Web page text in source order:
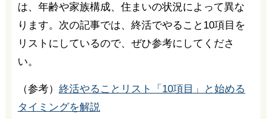
は、年齢や家族構成、住まいの状況によって異な
ります。次の記事では、終活でやること10項目を
リストにしているので、ぜひ参考にしてくださ
い。
（参考） 終活やることリスト「10項目」と始める
タイミングを解説